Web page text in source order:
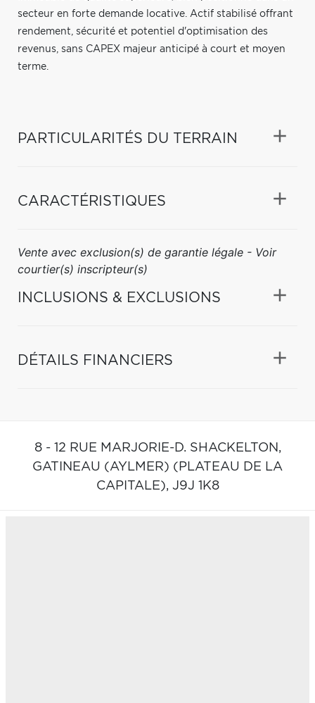
secteur en forte demande locative. Actif stabilisé offrant
rendement, sécurité et potentiel d'optimisation des
revenus, sans CAPEX majeur anticipé à court et moyen
terme.
PARTICULARITÉS DU TERRAIN
CARACTÉRISTIQUES
Vente avec exclusion(s) de garantie légale - Voir
courtier(s) inscripteur(s)
INCLUSIONS & EXCLUSIONS
DÉTAILS FINANCIERS
8 - 12 RUE MARJORIE-D. SHACKELTON,
GATINEAU (AYLMER) (PLATEAU DE LA
CAPITALE), J9J 1K8